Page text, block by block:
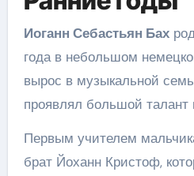
Иоганн Себастьян Бах
года в небольшом
вырос в музыкальной
проявлял большой талант
Первым учителем
брат Йоханн Кристоф,